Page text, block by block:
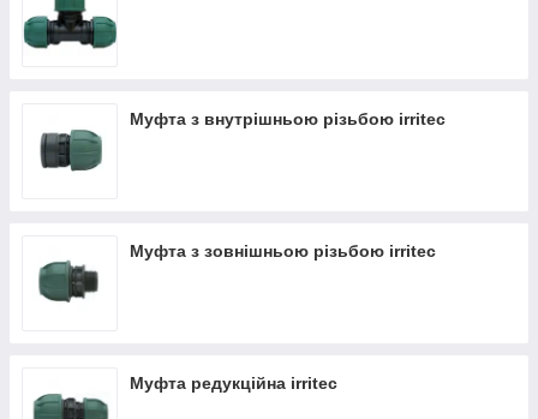
Муфта з внутрішньою різьбою irritec
Муфта з зовнішньою різьбою irritec
Муфта редукційна irritec